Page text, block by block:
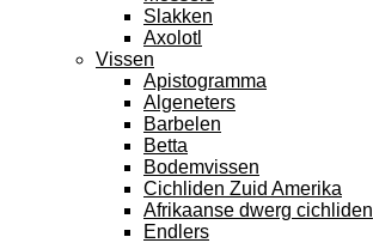
Slakken
Axolotl
Vissen
Apistogramma
Algeneters
Barbelen
Betta
Bodemvissen
Cichliden Zuid Amerika
Afrikaanse dwerg cichliden
Endlers